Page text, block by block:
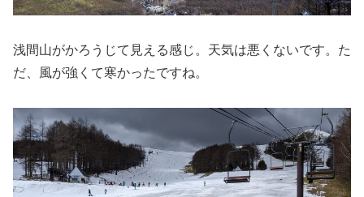
浅間山がかろうじて見える感じ。天気は悪くないです。た
だ、風が強くて寒かったですね。